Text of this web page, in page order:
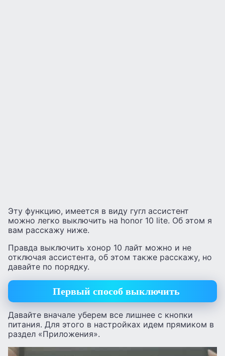
Эту функцию, имеется в виду гугл ассистент
можно легко выключить на honor 10 lite. Об этом я
вам расскажу ниже.
Правда выключить хонор 10 лайт можно и не
отключая ассистента, об этом также расскажу, но
давайте по порядку.
Первый способ выключить
Давайте вначале уберем все лишнее с кнопки
питания. Для этого в настройках идем прямиком в
раздел «Приложения».